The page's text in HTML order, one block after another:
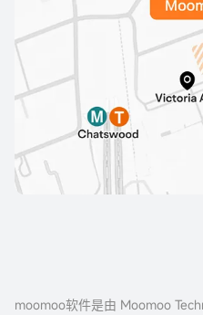
moomoo软件是由 Moomoo